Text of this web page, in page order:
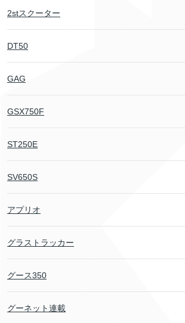
2stスクーター
DT50
GAG
GSX750F
ST250E
SV650S
アプリオ
グラストラッカー
グース350
グーネット連載